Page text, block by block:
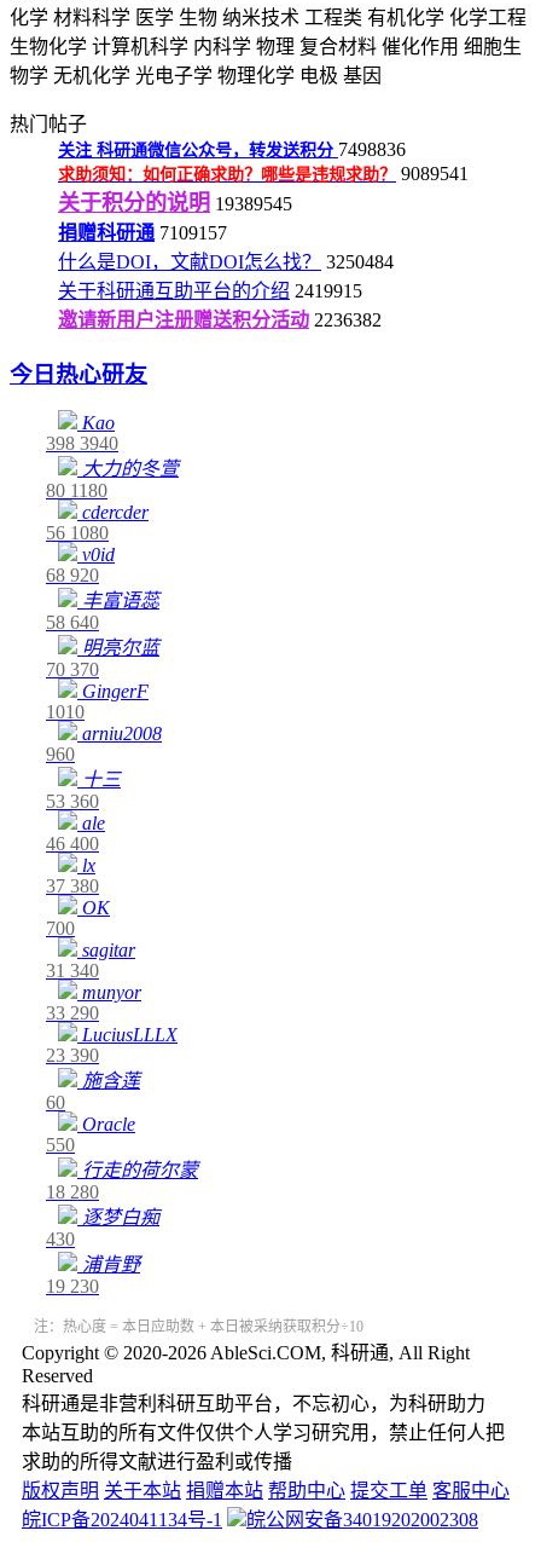
化学 材料科学 医学 生物 纳米技术 工程类 有机化学 化学工程
生物化学 计算机科学 内科学 物理 复合材料 催化作用 细胞生
物学 无机化学 光电子学 物理化学 电极 基因
热门帖子
关注 科研通微信公众号，转发送积分 7498836
求助须知：如何正确求助？哪些是违规求助？ 9089541
关于积分的说明 19389545
捐赠科研通 7109157
什么是DOI，文献DOI怎么找？
3250484
关于科研通互助平台的介绍 2419915
邀请新用户注册赠送积分活动 2236382
今日热心研友
Kao
398 3940
大力的冬萱
80 1180
cdercder
56 1080
v0id
68 920
丰富语蕊
58 640
明亮尔蓝
70 370
GingerF
1010
arniu2008
960
十三
53 360
ale
46 400
lx
37 380
OK
700
sagitar
31 340
munyor
33 290
LuciusLLLX
23 390
施含莲
60
Oracle
550
行走的荷尔蒙
18 280
逐梦白痴
430
浦肯野
19 230
注：热心度 = 本日应助数 + 本日被采纳获取积分÷10
Copyright © 2020-2026 AbleSci.COM, 科研通, All Right
Reserved
科研通是非营利科研互助平台，不忘初心，为科研助力
本站互助的所有文件仅供个人学习研究用，禁止任何人把
求助的所得文献进行盈利或传播
版权声明 关于本站 捐赠本站 帮助中心 提交工单 客服中心
皖ICP备2024041134号-1
皖公网安备34019202002308